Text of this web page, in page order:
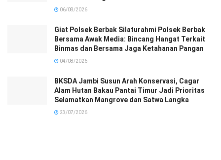
06/08/2026
Giat Polsek Berbak Silaturahmi Polsek Berbak
Bersama Awak Media: Bincang Hangat Terkait
Binmas dan Bersama Jaga Ketahanan Pangan
04/08/2026
BKSDA Jambi Susun Arah Konservasi, Cagar
Alam Hutan Bakau Pantai Timur Jadi Prioritas
Selamatkan Mangrove dan Satwa Langka
23/07/2026